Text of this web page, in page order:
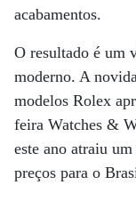
acabamentos.
O resultado é um
moderno. A
modelos Rolex
feira Watches &
este ano atraiu
preços para o